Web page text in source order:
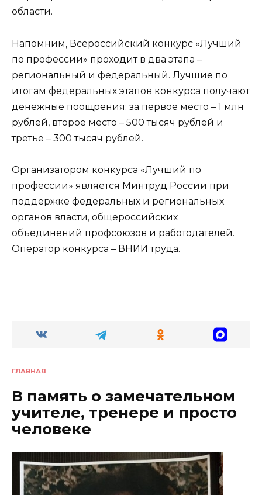
области.
Напомним, Всероссийский конкурс «Лучший
по профессии» проходит в два этапа –
региональный и федеральный. Лучшие по
итогам федеральных этапов конкурса получают
денежные поощрения: за первое место – 1 млн
рублей, второе место – 500 тысяч рублей и
третье – 300 тысяч рублей.
Организатором конкурса «Лучший по
профессии» является Минтруд России при
поддержке федеральных и региональных
органов власти, общероссийских
объединений профсоюзов и работодателей.
Оператор конкурса – ВНИИ труда.
ГЛАВНАЯ
В память о замечательном
учителе, тренере и просто
человеке